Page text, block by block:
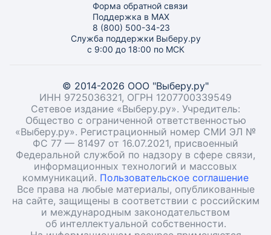
Форма обратной связи
Поддержка в MAX
8 (800) 500-34-23
Служба поддержки Выберу.ру
с 9:00 до 18:00 по МСК
© 2014-2026 ООО "Выберу.ру"
ИНН 9725036321, ОГРН 1207700339549
Сетевое издание «Выберу.ру». Учредитель:
Общество с ограниченной ответственностью
«Выберу.ру». Регистрационный номер СМИ ЭЛ №
ФС 77 — 81497 от 16.07.2021, присвоенный
Федеральной службой по надзору в сфере связи,
информационных технологий и массовых
коммуникаций. Пользовательское соглашение
Все права на любые материалы, опубликованные
на сайте, защищены в соответствии с российским
и международным законодательством
об интеллектуальной собственности.